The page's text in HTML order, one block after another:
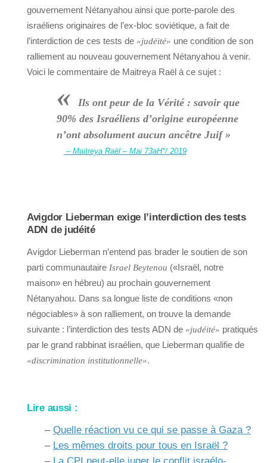
gouvernement Nétanyahou ainsi que porte-parole des
israéliens originaires de l’ex-bloc soviétique, a fait de
l’interdiction de ces tests de «judéité» une condition de son
ralliement au nouveau gouvernement Nétanyahou à venir.
Voici le commentaire de Maitreya Raël à ce sujet :
«
Ils ont peur de la Vérité : savoir que
90% des Israéliens d’origine européenne
n’ont absolument aucun ancêtre Juif »
– Maitreya Raël – Mai 73aH*/ 2019
Avigdor Lieberman exige l’interdiction des tests
ADN de judéité
Avigdor Lieberman n’entend pas brader le soutien de son
parti communautaire Israel Beytenou («Israël, notre
maison» en hébreu) au prochain gouvernement
Nétanyahou. Dans sa longue liste de conditions «non
négociables» à son ralliement, on trouve la demande
suivante : l’interdiction des tests ADN de «judéité» pratiqués
par le grand rabbinat israélien, que Lieberman qualifie de
«discrimination institutionnelle».
Lire aussi :
– Quelle réaction vu ce qui se passe à Gaza ?
– Les mêmes droits pour tous en Israël ?